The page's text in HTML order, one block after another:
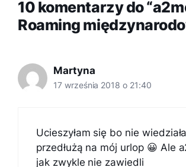
10 komentarzy do
Roaming
Martyna
17 września 2018 o 21:40
Ucieszyłam się bo nie
przedłużą na mój urlop 😀 Ale
jak zwykle nie zawiedli